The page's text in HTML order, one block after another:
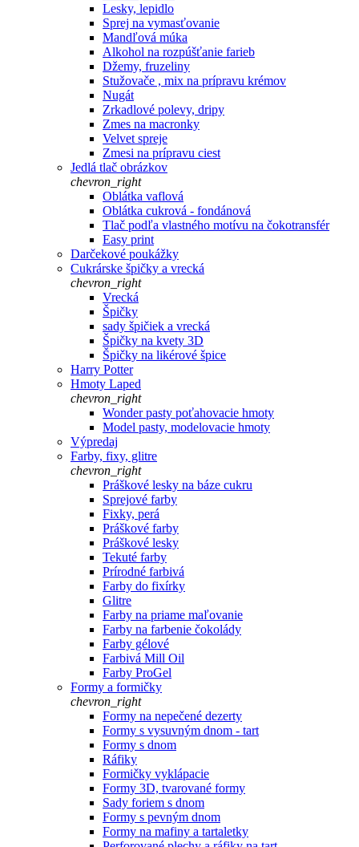
Lesky, lepidlo
Sprej na vymasťovanie
Mandľová múka
Alkohol na rozpúšťanie farieb
Džemy, fruzeliny
Stužovače , mix na prípravu krémov
Nugát
Zrkadlové polevy, dripy
Zmes na macronky
Velvet spreje
Zmesi na prípravu ciest
Jedlá tlač obrázkov
chevron_right
Oblátka vaflová
Oblátka cukrová - fondánová
Tlač podľa vlastného motívu na čokotransfér
Easy print
Darčekové poukážky
Cukrárske špičky a vrecká
chevron_right
Vrecká
Špičky
sady špičiek a vrecká
Špičky na kvety 3D
Špičky na likérové špice
Harry Potter
Hmoty Laped
chevron_right
Wonder pasty poťahovacie hmoty
Model pasty, modelovacie hmoty
Výpredaj
Farby, fixy, glitre
chevron_right
Práškové lesky na báze cukru
Sprejové farby
Fixky, perá
Práškové farby
Práškové lesky
Tekuté farby
Prírodné farbivá
Farby do fixírky
Glitre
Farby na priame maľovanie
Farby na farbenie čokolády
Farby gélové
Farbivá Mill Oil
Farby ProGel
Formy a formičky
chevron_right
Formy na nepečené dezerty
Formy s vysuvným dnom - tart
Formy s dnom
Ráfiky
Formičky vyklápacie
Formy 3D, tvarované formy
Sady foriem s dnom
Formy s pevným dnom
Formy na mafiny a tartaletky